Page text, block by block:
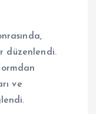
düzenlendi.
ve